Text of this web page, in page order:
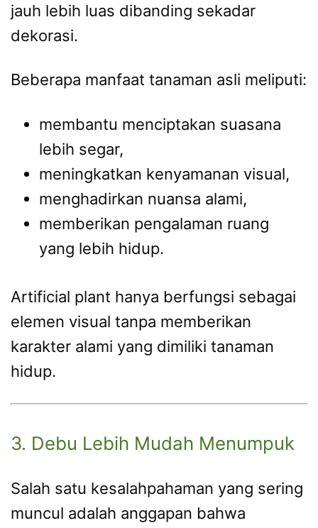
jauh lebih luas dibanding sekadar
dekorasi.
Beberapa manfaat tanaman asli meliputi:
membantu menciptakan suasana
lebih segar,
meningkatkan kenyamanan visual,
menghadirkan nuansa alami,
memberikan pengalaman ruang
yang lebih hidup.
Artificial plant hanya berfungsi sebagai
elemen visual tanpa memberikan
karakter alami yang dimiliki tanaman
hidup.
3. Debu Lebih Mudah Menumpuk
Salah satu kesalahpahaman yang sering
muncul adalah anggapan bahwa